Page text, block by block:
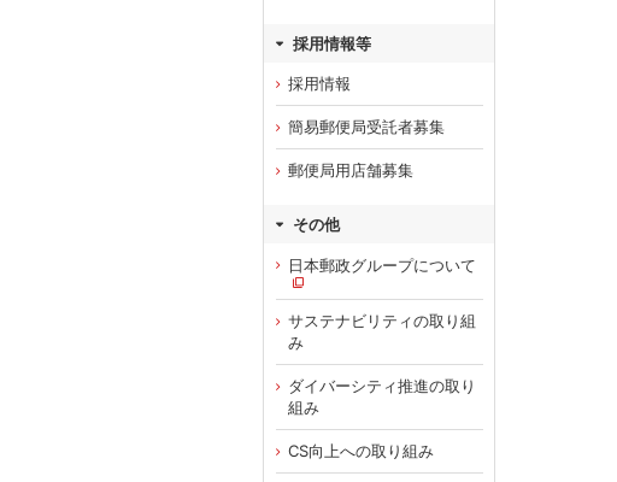
採用情報等
採用情報
簡易郵便局受託者募集
郵便局用店舗募集
その他
日本郵政グループについて
サステナビリティの取り組
み
ダイバーシティ推進の取り
組み
CS向上への取り組み